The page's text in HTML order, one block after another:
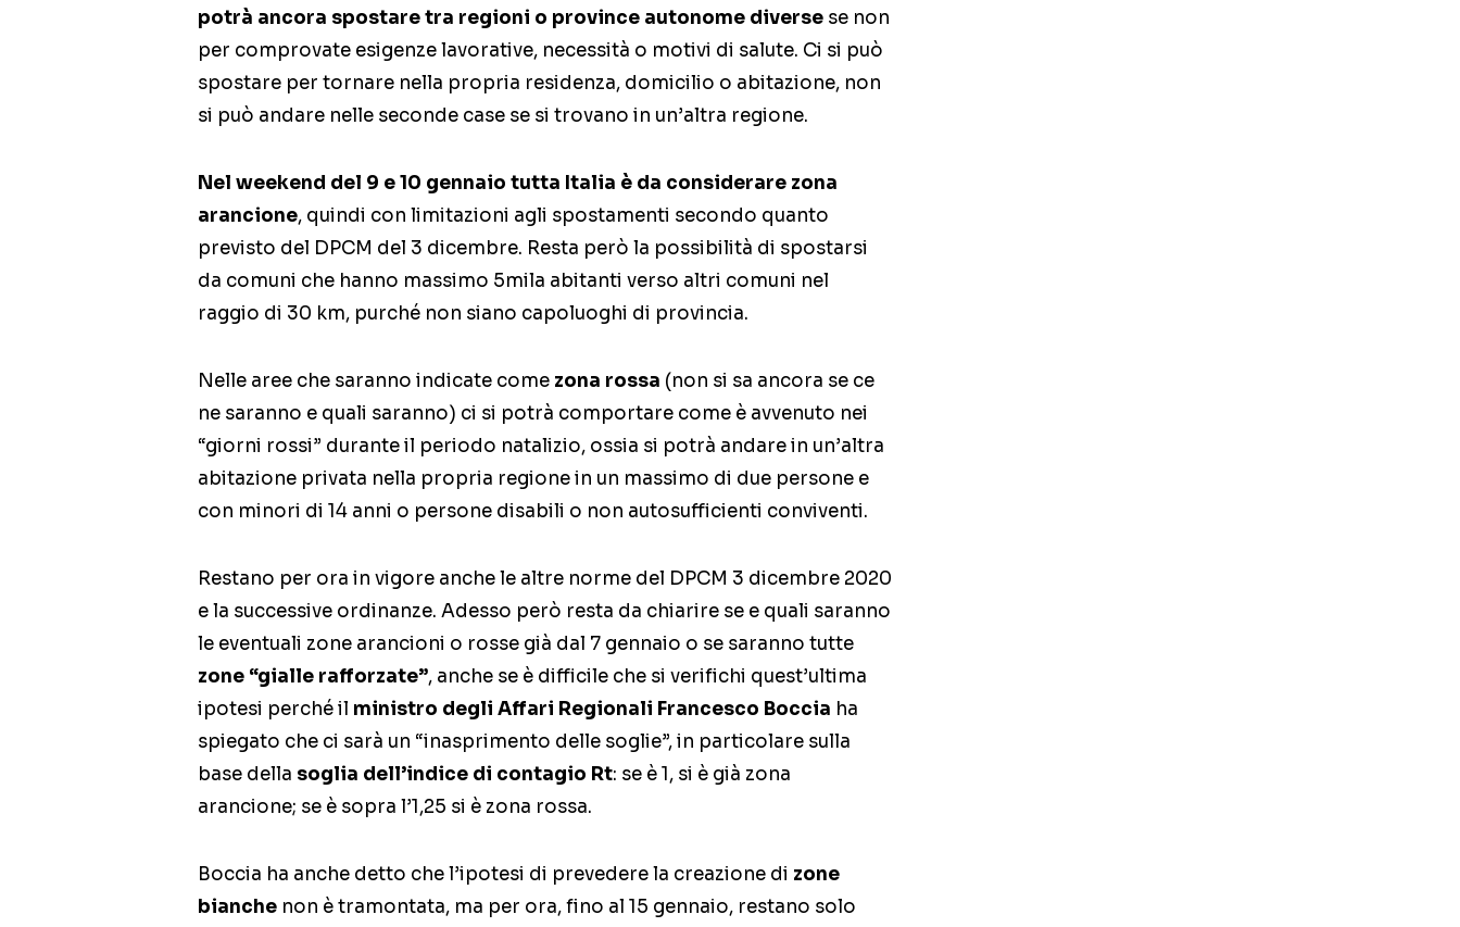
potrà ancora spostare tra regioni o province autonome diverse se non
per comprovate esigenze lavorative, necessità o motivi di salute. Ci si può
spostare per tornare nella propria residenza, domicilio o abitazione, non
si può andare nelle seconde case se si trovano in un’altra regione.
Nel weekend del 9 e 10 gennaio tutta Italia è da considerare zona
arancione, quindi con limitazioni agli spostamenti secondo quanto
previsto del DPCM del 3 dicembre. Resta però la possibilità di spostarsi
da comuni che hanno massimo 5mila abitanti verso altri comuni nel
raggio di 30 km, purché non siano capoluoghi di provincia.
Nelle aree che saranno indicate come zona rossa (non si sa ancora se ce
ne saranno e quali saranno) ci si potrà comportare come è avvenuto nei
“giorni rossi” durante il periodo natalizio, ossia si potrà andare in un’altra
abitazione privata nella propria regione in un massimo di due persone e
con minori di 14 anni o persone disabili o non autosufficienti conviventi.
Restano per ora in vigore anche le altre norme del DPCM 3 dicembre 2020
e la successive ordinanze. Adesso però resta da chiarire se e quali saranno
le eventuali zone arancioni o rosse già dal 7 gennaio o se saranno tutte
zone “gialle rafforzate”, anche se è difficile che si verifichi quest’ultima
ipotesi perché il ministro degli Affari Regionali Francesco Boccia ha
spiegato che ci sarà un “inasprimento delle soglie”, in particolare sulla
base della soglia dell’indice di contagio Rt: se è 1, si è già zona
arancione; se è sopra l’1,25 si è zona rossa.
Boccia ha anche detto che l’ipotesi di prevedere la creazione di zone
bianche non è tramontata, ma per ora, fino al 15 gennaio, restano solo